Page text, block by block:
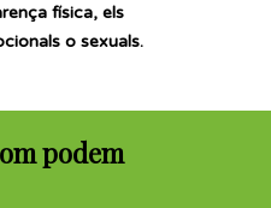
física, els
o sexuals.
podem